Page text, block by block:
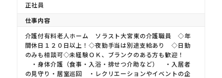
正社員
仕事内容
介護付有料老人ホーム ソラスト大宮東の介護職員 ◇年
間休日１２０日以上！◇夜勤手当は別途支給あり ◇日勤
のみも相談可◇未経験ＯＫ、ブランクのある方も歓迎！
・身体介護（食事・入浴・排せつ介助など） ・入居者
の見守り・居室巡回 ・レクリエーションやイベントの企